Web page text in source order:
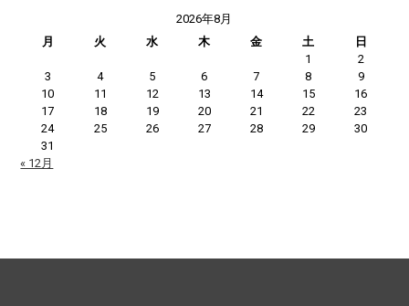
2026年8月
月
火 水 木 金 土
日
1
2
3
4 5 6 7 8
9
10
11 12 13 14 15
16
17
18 19 20 21 22
23
24
25 26 27 28 29
30
31
« 12月